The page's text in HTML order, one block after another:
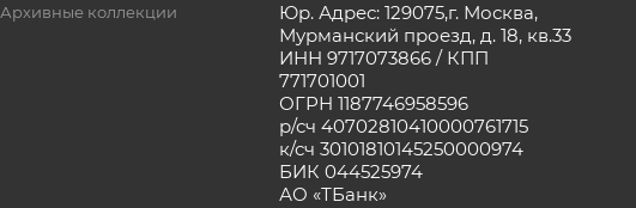
Архивные коллекции
Юр. Адрес: 129075,г. Москва,
Мурманский проезд, д. 18, кв.33
ИНН 9717073866 / КПП
771701001
ОГРН 1187746958596
р/сч 40702810410000761715
к/сч 30101810145250000974
БИК 044525974
АО «ТБанк»